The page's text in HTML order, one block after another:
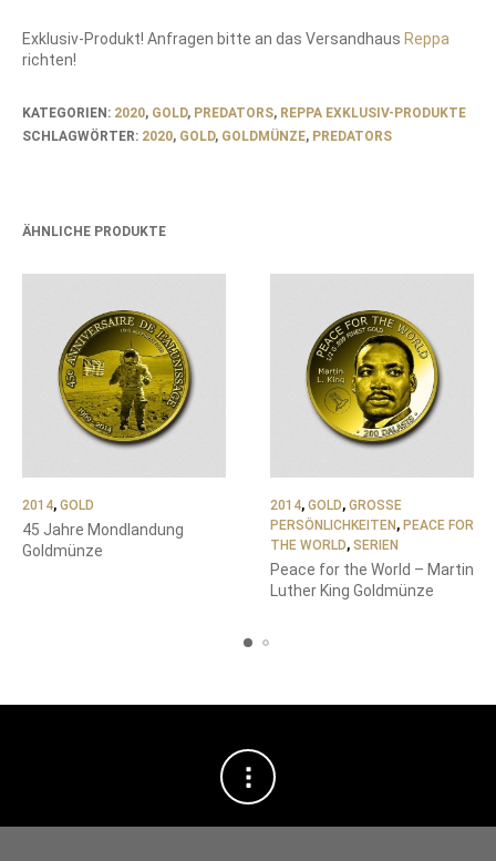
Exklusiv-Produkt! Anfragen bitte an das Versandhaus Reppa
richten!
KATEGORIEN: 2020, GOLD, PREDATORS, REPPA EXKLUSIV-PRODUKTE
SCHLAGWÖRTER: 2020, GOLD, GOLDMÜNZE, PREDATORS
ÄHNLICHE PRODUKTE
2014, GOLD
45 Jahre Mondlandung
Goldmünze
2014, GOLD, GROSSE P
ERSÖNLICHKEITEN
, PEACE FOR
THE WORLD, SERIEN
Peace for the World – Martin
Luther King Goldmünze